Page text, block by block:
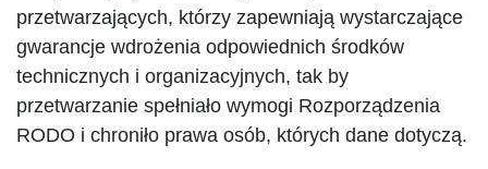
przetwarzających, którzy zapewniają wystarczające
gwarancje wdrożenia odpowiednich środków
technicznych i organizacyjnych, tak by
przetwarzanie spełniało wymogi Rozporządzenia
RODO i chroniło prawa osób, których dane dotyczą.